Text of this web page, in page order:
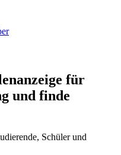
für
und finde
Schüler und